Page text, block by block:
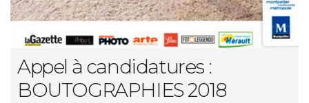
Appel à candidatures :
BOUTOGRAPHIES 2018